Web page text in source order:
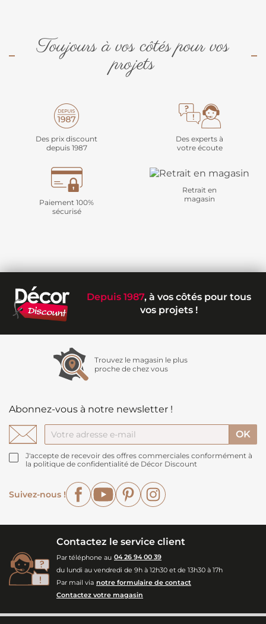
Toujours à vos côtés pour vos
projets
Des prix discount
depuis 1987
Des experts à
votre écoute
Paiement 100%
sécurisé
Retrait en
magasin
Depuis 1987, à vos côtés pour tous
vos projets !
Trouvez le magasin le plus
proche de chez vous
Abonnez-vous à notre newsletter !
J'accepte de recevoir des offres commerciales conformément à
la politique de confidentialité de Décor Discount
Suivez-nous !
FacebookYouTubePinterest
Contactez le service client
Par téléphone au 04 26 94 00 39
du lundi au vendredi de 9h à 12h30 et de 13h30 à 17h
Par mail via notre formulaire de contact
Contactez votre magasin